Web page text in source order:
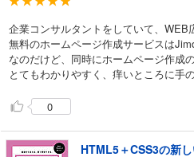
企業コンサルタントをしていて、WEB
無料のホームページ作成サービスは
なのだけど、同時にホームページ作成
とてもわかりやすく、痒いところに手
0
HTML5＋CSS3の新